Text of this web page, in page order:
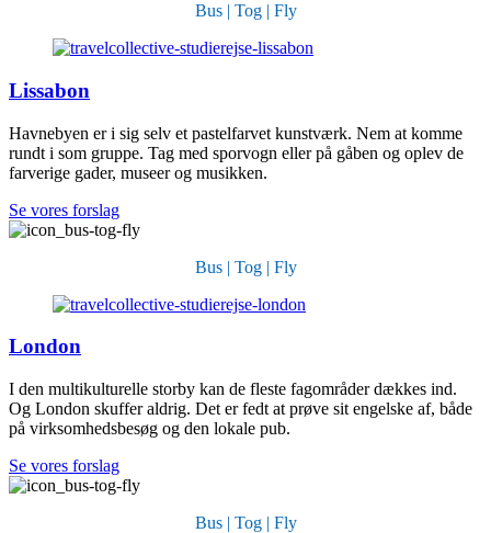
Bus | Tog | Fly
Lissabon
Havnebyen er i sig selv et pastelfarvet kunstværk. Nem at komme
rundt i som gruppe. Tag med sporvogn eller på gåben og oplev de
farverige gader, museer og musikken.
Se vores forslag
Bus | Tog | Fly
London
I den multikulturelle storby kan de fleste fagområder dækkes ind.
Og London skuffer aldrig. Det er fedt at prøve sit engelske af, både
på virksomhedsbesøg og den lokale pub.
Se vores forslag
Bus | Tog | Fly